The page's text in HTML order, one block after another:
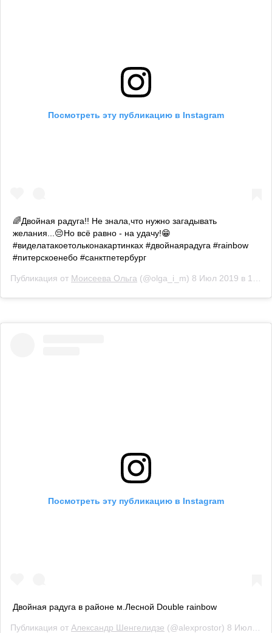
Посмотреть эту публикацию в Instagram
🌈Двойная радуга!! Не знала,что нужно загадывать
желания...😔Но всё равно - на удачу!😁
#виделатакоетольконакартинках #двойнаярадуга #rainbow
#питерскоенебо #санктпетербург
Публикация от Моисеева Ольга (@olga_i_m) 8 Июл 2019 в 10:43 PDT
Посмотреть эту публикацию в Instagram
Двойная радуга в районе м.Лесной Double rainbow
Публикация от Александр Шенгелидзе (@alexprostor) 8 Июл 2019 в 5:30 PDT